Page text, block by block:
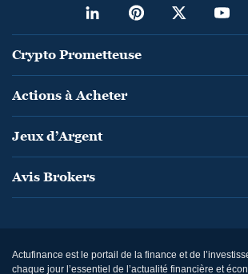
Crypto Prometteuse
Actions à Acheter
Jeux d’Argent
Avis Brokers
Actufinance est le portail de la finance et de
chaque jour l’essentiel de l’actualité financière et